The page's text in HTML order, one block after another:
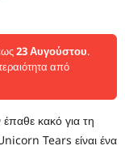
23 Αυγούστου.
από
κακό για τη
Tears είναι ένα